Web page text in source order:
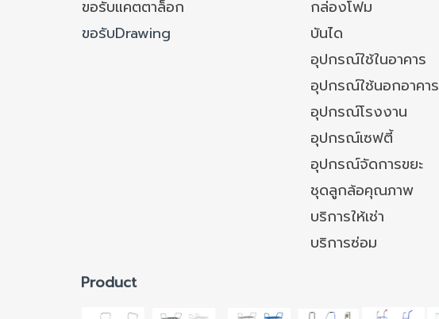
ขอรับแคตตาล็อก
กล่องโฟม
ขอรับDrawing
บันได
อุปกรณ์ใช้ในอาคาร
อุปกรณ์ใช้นอกอาคาร
อุปกรณ์โรงงาน
อุปกรณ์เซฟตี้
อุปกรณ์จัดการขยะ
ชุดลูกล้อคุณภาพ
บริการให้เช่า
บริการซ่อม
Product